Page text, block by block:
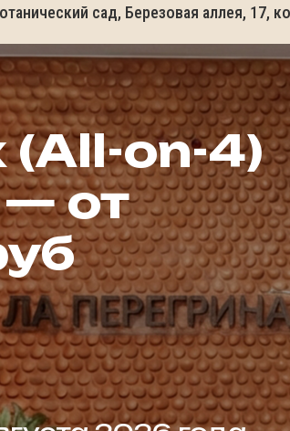
сад, Березовая аллея, 17,
(All-on-4)
от